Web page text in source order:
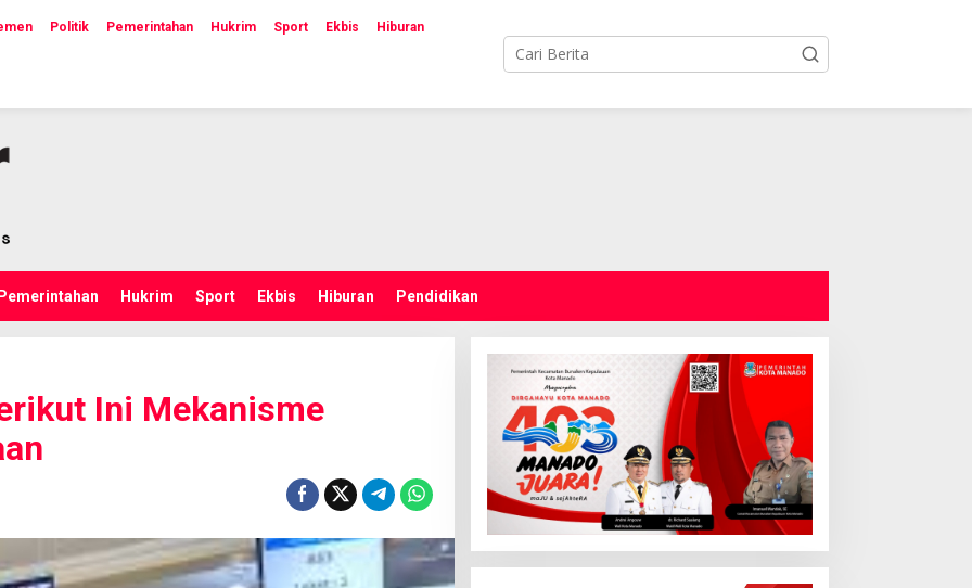
Politik Pemerintahan Hukrim Sport Ekbis Hiburan
Pemerintahan Hukrim Sport Ekbis Hiburan Pendidikan
Ini Mekanisme